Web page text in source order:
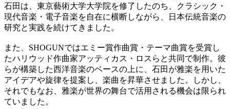
石田は、東京藝術大学大学院を修了したのち、クラシック・
現代音楽・電子音楽を自在に横断しながら、日本伝統音楽の
研究と実践を続けてきました。
また、SHOGUNではエミー賞作曲賞・テーマ曲賞を受賞し
たハリウッド作曲家アッティカス・ロスらと共同で制作。彼
らが構築した西洋音楽のベースの上に、石田が雅楽を用いた
アイデアや旋律を提案し、楽曲を昇華させました。しかし、
それでもなお、雅楽が世界の舞台で活用される機会は限られ
ていました。